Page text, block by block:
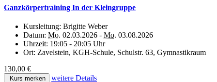
Ganzkörpertraining In der Kleingruppe
Kursleitung: Brigitte Weber
Datum: Mo. 02.03.2026 - Mo. 03.08.2026
Uhrzeit: 19:05 - 20:05 Uhr
Ort: Zavelstein, KGH-Schule, Schulstr. 63, Gymnastikraum
130,00 €
Kurs merken weitere Details